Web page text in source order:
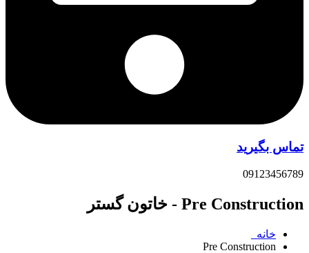
تماس بگیرید
09123456789
Pre Construction - خاتون گستر
خانه
Pre Construction